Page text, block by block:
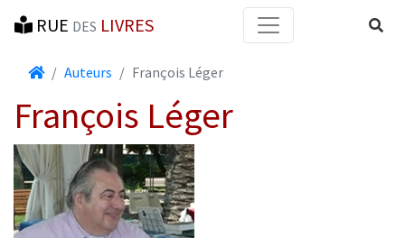
RUE DES LIVRES
AccueilAuteurs François Léger
François Léger